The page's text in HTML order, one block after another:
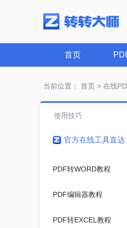
首页
当前位置： 首页> 在线
使用技巧
官方在线工具直达
PDF转WORD教程
PDF编辑器教程
PDF转EXCEL教程